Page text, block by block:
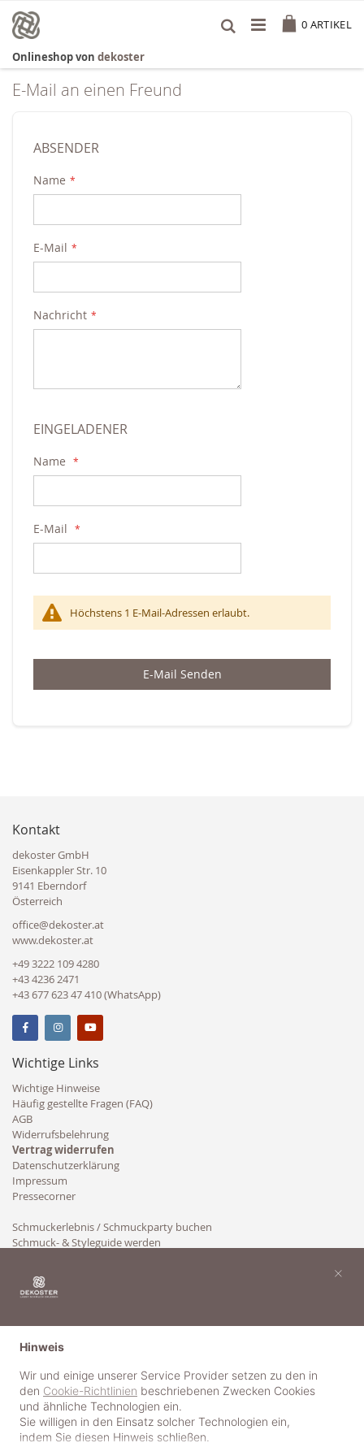
Inhalt
springen
0 ARTIKEL
Onlineshop von dekoster
E-Mail an einen Freund
ABSENDER
Name
E-Mail
Nachricht
EINGELADENER
Name
E-Mail
Höchstens 1 E-Mail-Adressen erlaubt.
E-Mail Senden
Kontakt
dekoster GmbH
Eisenkappler Str. 10
9141 Eberndorf
Österreich
office@dekoster.at
www.dekoster.at
+49 3222 109 4280
+43 4236 2471
+43 677 623 47 410 (WhatsApp)
Wichtige Links
Wichtige Hinweise
Häufig gestellte Fragen (FAQ)
AGB
Widerrufsbelehrung
Vertrag widerrufen
Datenschutzerklärung
Impressum
Pressecorner
Schmuckerlebnis / Schmuckparty buchen
Schmuck- & Styleguide werden
Hinweis
Wir und einige unserer Service Provider setzen zu den in
den Cookie-Richtlinien beschriebenen Zwecken Cookies
und ähnliche Technologien ein.
Sie willigen in den Einsatz solcher Technologien ein,
indem Sie diesen Hinweis schließen.
×